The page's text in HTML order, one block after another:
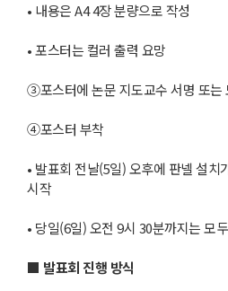
• 내용은 A4 4장 분량으로 작성
• 포스터는 컬러 출력 요망
③포스터에 논문 지도교수 서명 또는
④포스터 부착
• 발표회 전날(5일) 오후에 판넬 설치
시작
• 당일(6일) 오전 9시 30분까지는 모
■ 발표회 진행 방식